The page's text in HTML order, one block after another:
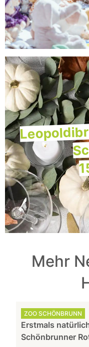
Mehr
ZOO SCHÖNBRUNN
Erstmals
Schönbrunner